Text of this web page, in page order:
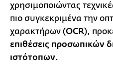
χρησιμοποιώντας
πιο συγκεκριμένα την
χαρακτήρων (OCR),
επιθέσεις προσωπικών
ιστότοπων.